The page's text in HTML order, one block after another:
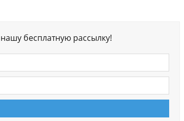
бесплатную рассылку!